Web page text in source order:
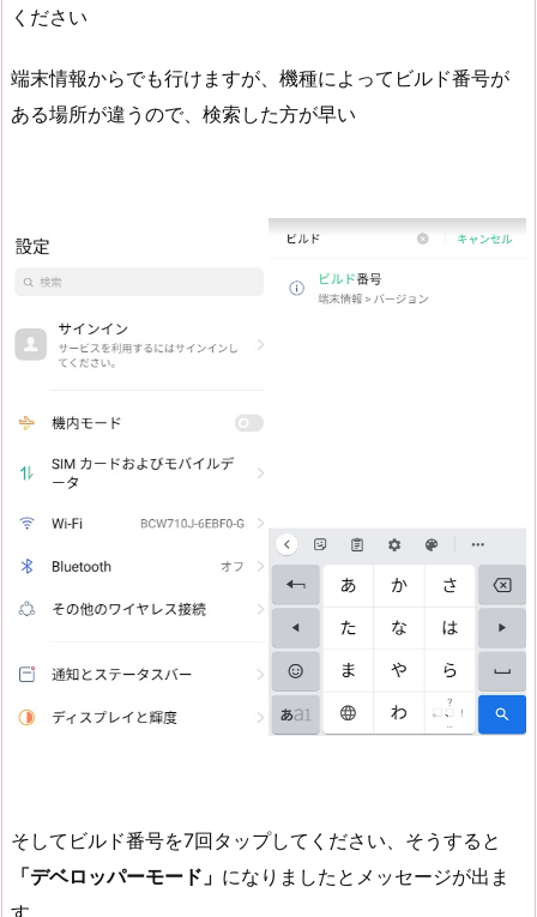
ください
端末情報からでも行けますが、機種によってビルド番号が
ある場所が違うので、検索した方が早い
そしてビルド番号を7回タップしてください、そうすると
「デベロッパーモード」 になりましたとメッセージが出ま
す